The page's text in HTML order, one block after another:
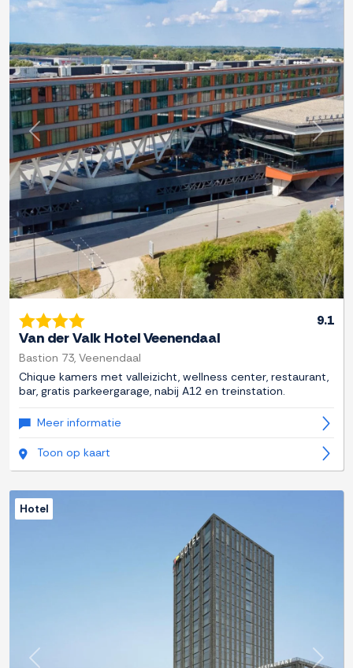
Previous Next
9.1
Van der Valk Hotel Veenendaal
Bastion 73, Veenendaal
Chique kamers met valleizicht, wellness center, restaurant,
bar, gratis parkeergarage, nabij A12 en treinstation.
Meer informatie
Toon op kaart
Hotel